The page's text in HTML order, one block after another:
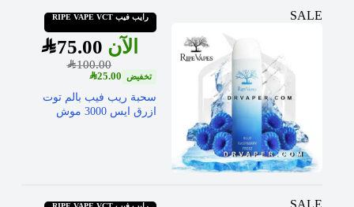
SALE رايب فيب RIPE VAPE VCT
SAR100.00
SAR75.00
SAR25.00
سحبة ريب فيب بالم توت
ازرق ايس 3000 موش